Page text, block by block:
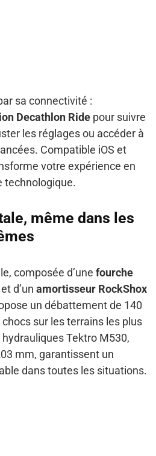
sa connectivité :
Decathlon Ride pour suivre
les réglages ou accéder à
Compatible iOS et
votre expérience en
technologique.
même dans les
composée d’une fourche
et d’un amortisseur RockShox
un débattement de 140
sur les terrains les plus
Tektro M530,
mm, garantissent un
dans toutes les situations.